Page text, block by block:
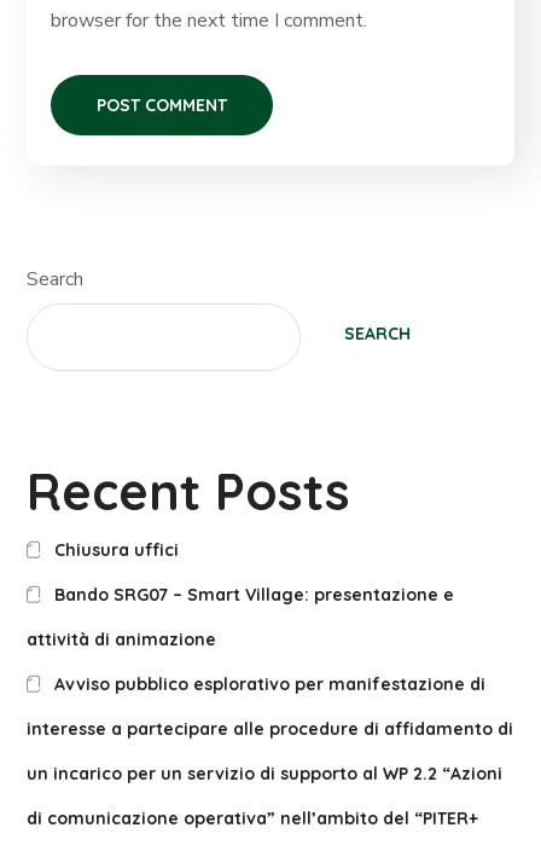
browser for the next time I comment.
Search
SEARCH
Recent Posts
Chiusura uffici
Bando SRG07 – Smart Village: presentazione e
attività di animazione
Avviso pubblico esplorativo per manifestazione di
interesse a partecipare alle procedure di affidamento di
un incarico per un servizio di supporto al WP 2.2 “Azioni
di comunicazione operativa” nell’ambito del “PITER+